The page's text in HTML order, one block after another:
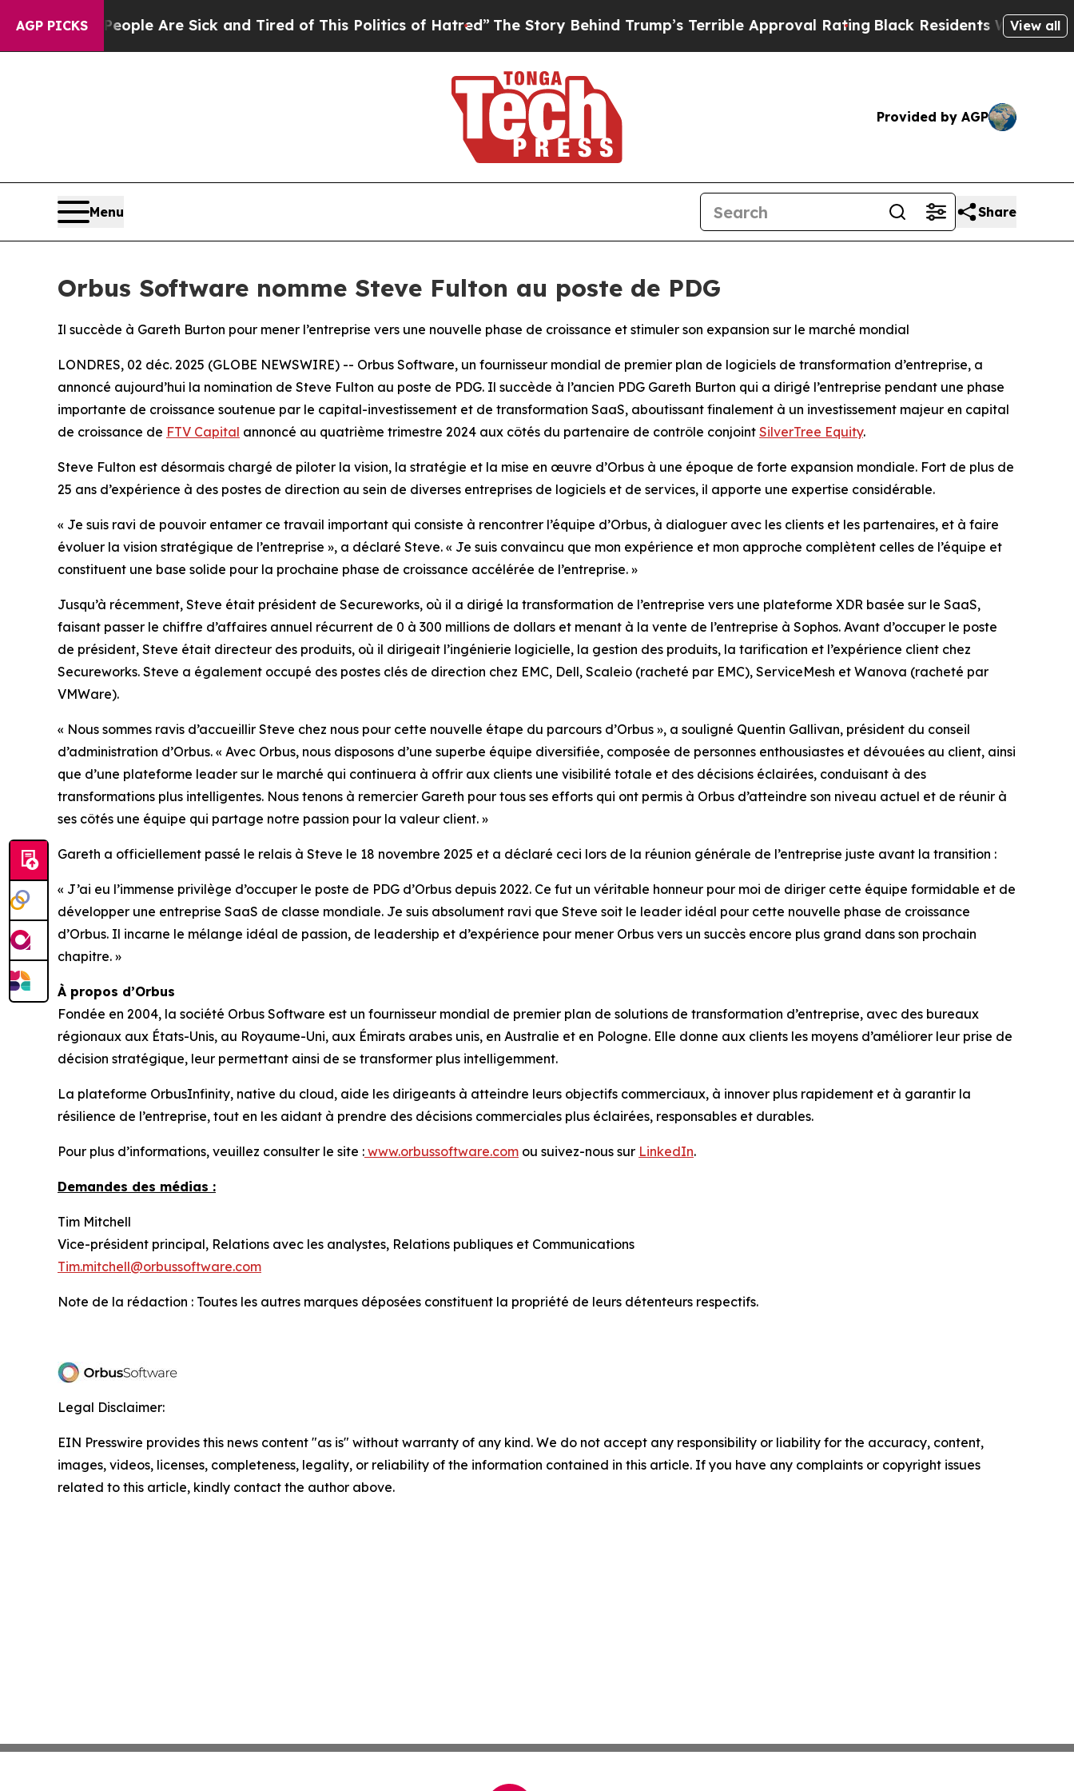
AGP PICKS
“People Are Sick and Tired of This Politics of Hatred” The Story Behind Trump’s Terrible Approval Rating Black Residents Warned ofView all
Provided by AGP
Menu Share
Orbus Software nomme Steve Fulton au poste de PDG
Il succède à Gareth Burton pour mener l’entreprise vers une nouvelle phase de croissance et stimuler son expansion sur le marché mondial
LONDRES, 02 déc. 2025 (GLOBE NEWSWIRE) -- Orbus Software, un fournisseur mondial de premier plan de logiciels de transformation d’entreprise, a
annoncé aujourd’hui la nomination de Steve Fulton au poste de PDG. Il succède à l’ancien PDG Gareth Burton qui a dirigé l’entreprise pendant une phase
importante de croissance soutenue par le capital-investissement et de transformation SaaS, aboutissant finalement à un investissement majeur en capital
de croissance de FTV Capital annoncé au quatrième trimestre 2024 aux côtés du partenaire de contrôle conjoint SilverTree Equity.
Steve Fulton est désormais chargé de piloter la vision, la stratégie et la mise en œuvre d’Orbus à une époque de forte expansion mondiale. Fort de plus de
25 ans d’expérience à des postes de direction au sein de diverses entreprises de logiciels et de services, il apporte une expertise considérable.
« Je suis ravi de pouvoir entamer ce travail important qui consiste à rencontrer l’équipe d’Orbus, à dialoguer avec les clients et les partenaires, et à faire
évoluer la vision stratégique de l’entreprise », a déclaré Steve. « Je suis convaincu que mon expérience et mon approche complètent celles de l’équipe et
constituent une base solide pour la prochaine phase de croissance accélérée de l’entreprise. »
Jusqu’à récemment, Steve était président de Secureworks, où il a dirigé la transformation de l’entreprise vers une plateforme XDR basée sur le SaaS,
faisant passer le chiffre d’affaires annuel récurrent de 0 à 300 millions de dollars et menant à la vente de l’entreprise à Sophos. Avant d’occuper le poste
de président, Steve était directeur des produits, où il dirigeait l’ingénierie logicielle, la gestion des produits, la tarification et l’expérience client chez
Secureworks. Steve a également occupé des postes clés de direction chez EMC, Dell, Scaleio (racheté par EMC), ServiceMesh et Wanova (racheté par
VMWare).
« Nous sommes ravis d’accueillir Steve chez nous pour cette nouvelle étape du parcours d’Orbus », a souligné Quentin Gallivan, président du conseil
d’administration d’Orbus. « Avec Orbus, nous disposons d’une superbe équipe diversifiée, composée de personnes enthousiastes et dévouées au client, ainsi
que d’une plateforme leader sur le marché qui continuera à offrir aux clients une visibilité totale et des décisions éclairées, conduisant à des
transformations plus intelligentes. Nous tenons à remercier Gareth pour tous ses efforts qui ont permis à Orbus d’atteindre son niveau actuel et de réunir à
ses côtés une équipe qui partage notre passion pour la valeur client. »
Gareth a officiellement passé le relais à Steve le 18 novembre 2025 et a déclaré ceci lors de la réunion générale de l’entreprise juste avant la transition :
« J’ai eu l’immense privilège d’occuper le poste de PDG d’Orbus depuis 2022. Ce fut un véritable honneur pour moi de diriger cette équipe formidable et de
développer une entreprise SaaS de classe mondiale. Je suis absolument ravi que Steve soit le leader idéal pour cette nouvelle phase de croissance
d’Orbus. Il incarne le mélange idéal de passion, de leadership et d’expérience pour mener Orbus vers un succès encore plus grand dans son prochain
chapitre. »
À propos d’Orbus
Fondée en 2004, la société Orbus Software est un fournisseur mondial de premier plan de solutions de transformation d’entreprise, avec des bureaux
régionaux aux États-Unis, au Royaume-Uni, aux Émirats arabes unis, en Australie et en Pologne. Elle donne aux clients les moyens d’améliorer leur prise de
décision stratégique, leur permettant ainsi de se transformer plus intelligemment.
La plateforme OrbusInfinity, native du cloud, aide les dirigeants à atteindre leurs objectifs commerciaux, à innover plus rapidement et à garantir la
résilience de l’entreprise, tout en les aidant à prendre des décisions commerciales plus éclairées, responsables et durables.
Pour plus d’informations, veuillez consulter le site : www.orbussoftware.com ou suivez-nous sur LinkedIn.
Demandes des médias :
Tim Mitchell
Vice-président principal, Relations avec les analystes, Relations publiques et Communications
Tim.mitchell@orbussoftware.com
Note de la rédaction : Toutes les autres marques déposées constituent la propriété de leurs détenteurs respectifs.
Legal Disclaimer:
EIN Presswire provides this news content "as is" without warranty of any kind. We do not accept any responsibility or liability for the accuracy, content,
images, videos, licenses, completeness, legality, or reliability of the information contained in this article. If you have any complaints or copyright issues
related to this article, kindly contact the author above.